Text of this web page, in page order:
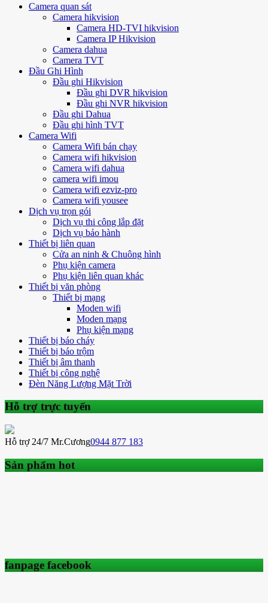
Camera quan sát
Camera hikvision
Camera HD-TVI hikvision
Camera IP Hikvision
Camera dahua
Camera TVT
Đầu Ghi Hình
Đầu ghi Hikvision
Đầu ghi DVR hikvision
Đầu ghi NVR hikvision
Đầu ghi Dahua
Đầu ghi hình TVT
Camera Wifi
Camera Wifi bán chạy
Camera wifi hikvision
Camera wifi dahua
camera wifi imou
Camera wifi ezviz-pro
Camera wifi yousee
Dịch vụ trọn gói
Dịch vụ thi công lắp đặt
Dịch vụ bảo hành
Thiết bị liên quan
Cửa an ninh & Chuông hình
Phụ kiện camera
Phụ kiện liên quan khác
Thiết bị văn phòng
Thiết bị mạng
Moden wifi
Moden mạng
Phụ kiện mạng
Thiết bị báo cháy
Thiết bị báo trộm
Thiết bị âm thanh
Thiết bị công nghệ
Đèn Năng Lượng Mặt Trời
Hỗ trợ trực tuyến
Hỗ trợ 24/7 Mr.Cương0944 877 183
Sản phẩm hot
fanpage facebook